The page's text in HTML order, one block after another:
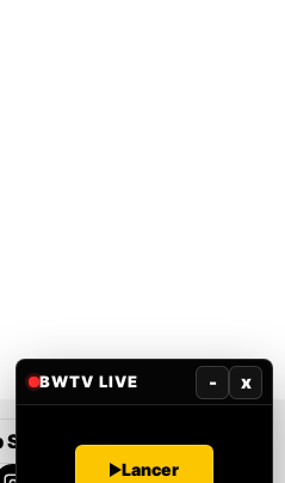
Google Play
BWTV LIVE - x
Lancer